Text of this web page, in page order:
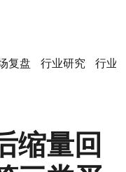
复盘 行业研究 行业
缩量回